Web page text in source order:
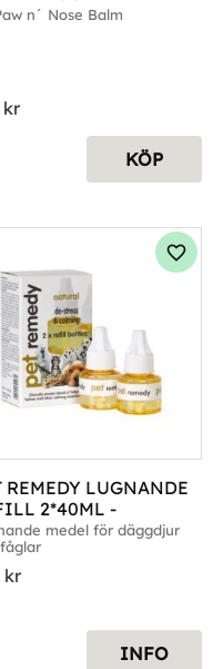
n´ Nose Balm
kr
KÖP
favoriter
REMEDY LUGNANDE
2*40ML -
medel för däggdjur
kr
INFO